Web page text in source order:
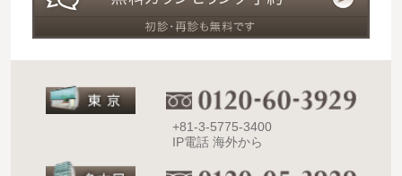
+81-3-5775-3400
IP電話 海外から